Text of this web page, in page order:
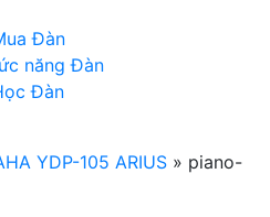
Đàn
năng Đàn
Đàn
YDP-105 ARIUS » piano-